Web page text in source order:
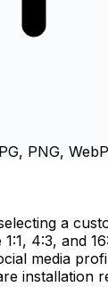
PNG,
a
4:3, and
media
installation